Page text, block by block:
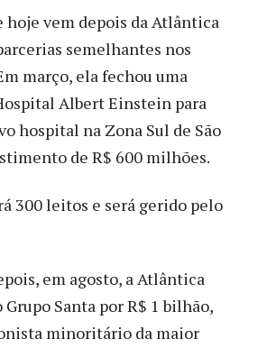
hoje vem depois da Atlântica
semelhantes nos
março, ela fechou uma
Albert Einstein para
hospital na Zona Sul de São
de R$ 600 milhões.
300 leitos e será gerido pelo
em agosto, a Atlântica
Santa por R$ 1 bilhão,
minoritário da maior